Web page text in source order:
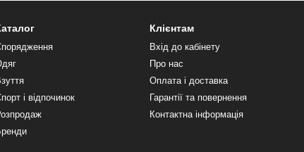
і відпочинок
Клієнтам
Вхід до кабінету
Про нас
Оплата і доставка
Гарантії та повернення
Контактна інформація